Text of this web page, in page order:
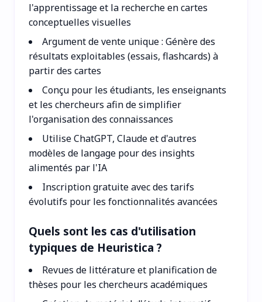
l'apprentissage et la recherche en cartes
conceptuelles visuelles
Argument de vente unique : Génère des
résultats exploitables (essais, flashcards) à
partir des cartes
Conçu pour les étudiants, les enseignants
et les chercheurs afin de simplifier
l'organisation des connaissances
Utilise ChatGPT, Claude et d'autres
modèles de langage pour des insights
alimentés par l'IA
Inscription gratuite avec des tarifs
évolutifs pour les fonctionnalités avancées
Quels sont les cas d'utilisation
typiques de Heuristica ?
Revues de littérature et planification de
thèses pour les chercheurs académiques